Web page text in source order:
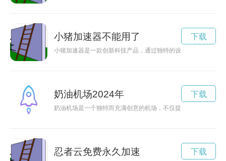
小猪加速器不能用了
小猪加速器是一款创新科技产品，通过独特的设计和智能技术
下载
奶油机场2024年
奶油机场是一个独特而充满创意的机场，不仅提供传统服务，
下载
忍者云免费永久加速 下载